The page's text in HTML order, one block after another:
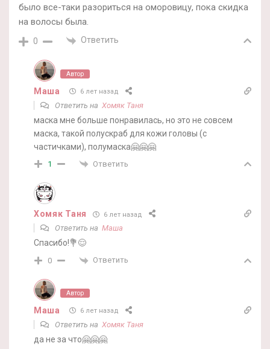
было все-таки разориться на оморовицу, пока скидка
на волосы была.
0 Ответить
Автор
Маша 6 лет назад
Ответить на Хомяк Таня
маска мне больше понравилась, но это не совсем
маска, такой полускраб для кожи головы (с
частичками), полумаска🤗🤗🤗
1 Ответить
Хомяк Таня 6 лет назад
Ответить на Маша
Спасибо!💐😌
0 Ответить
Автор
Маша 6 лет назад
Ответить на Хомяк Таня
да не за что🤗🤗🤗